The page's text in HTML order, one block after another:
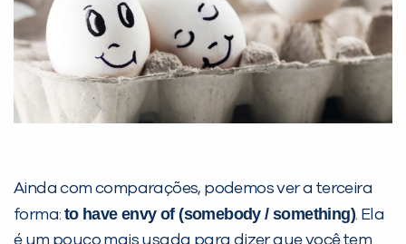
Ainda com comparações, podemos ver a terceira
forma: to have envy of (somebody / something). Ela
é um pouco mais usada para dizer que você tem